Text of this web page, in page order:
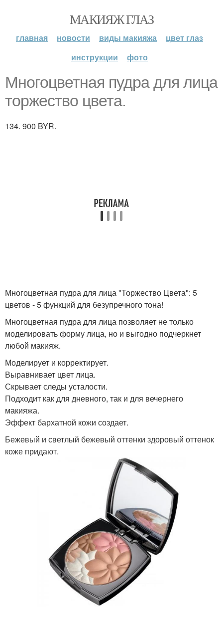
МАКИЯЖ ГЛАЗ
главная новости виды макияжа
цвет глаз
инструкции
фото
Многоцветная пудра для лица
торжество цвета.
134. 900 BYR.
Многоцветная пудра для лица "Торжество Цвета": 5
цветов - 5 функций для безупречного тона!
Многоцветная пудра для лица позволяет не только
моделировать форму лица, но и выгодно подчеркнет
любой макияж.
Моделирует и корректирует.
Выравнивает цвет лица.
Скрывает следы усталости.
Подходит как для дневного, так и для вечернего
макияжа.
Эффект бархатной кожи создает.
Бежевый и светлый бежевый оттенки здоровый оттенок
коже придают.